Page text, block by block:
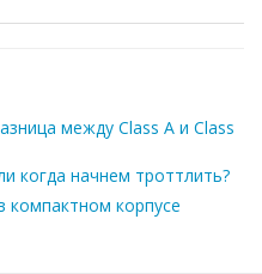
между Class A и Class
когда начнем троттлить?
корпусе